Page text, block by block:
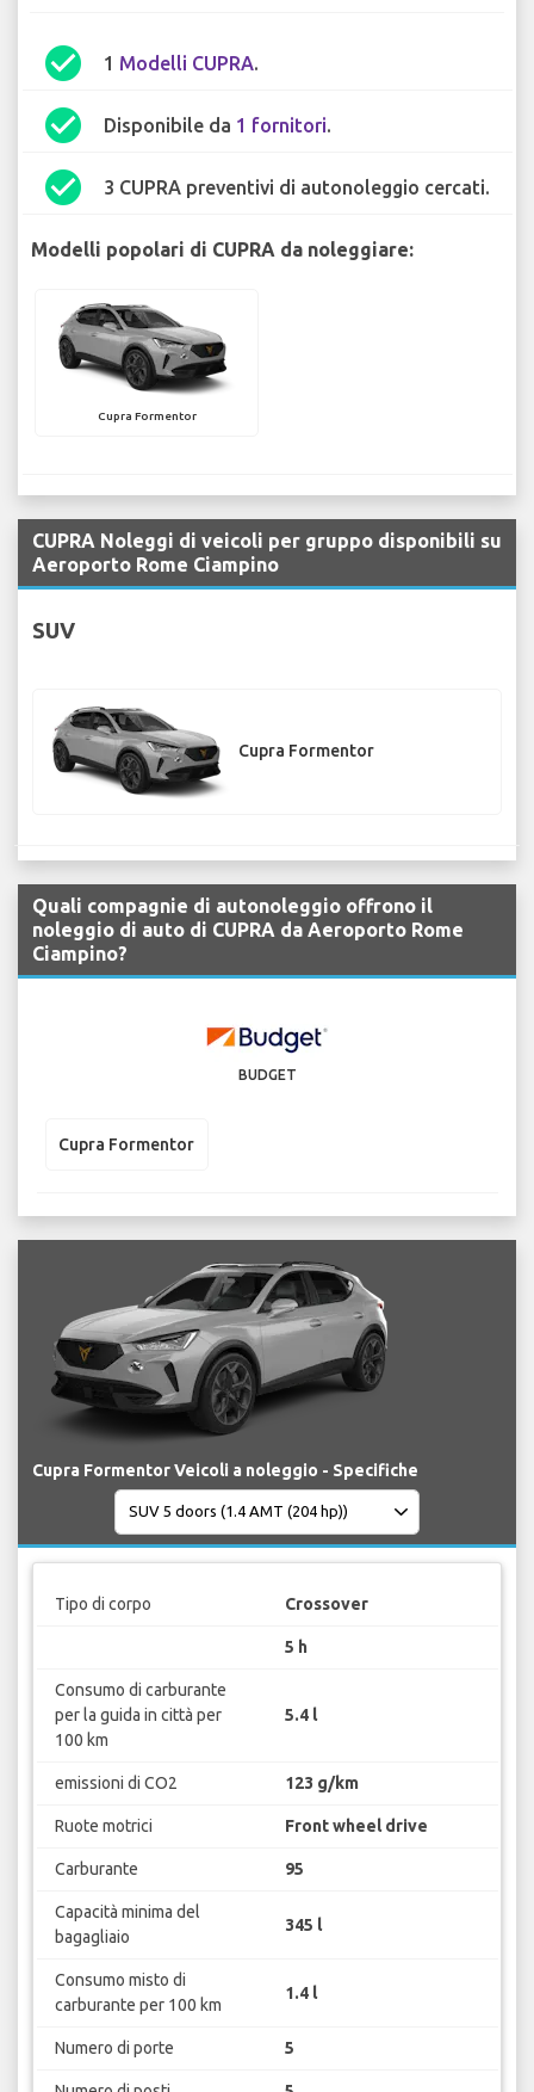
check_circle 1 Modelli CUPRA.
check_circle Disponibile da 1 fornitori.
check_circle 3 CUPRA preventivi di autonoleggio cercati.
Modelli popolari di CUPRA da noleggiare:
Cupra Formentor
CUPRA Noleggi di veicoli per gruppo disponibili su
Aeroporto Rome Ciampino
SUV
Cupra Formentor
Quali compagnie di autonoleggio offrono il
noleggio di auto di CUPRA da Aeroporto Rome
Ciampino?
BUDGET
Cupra Formentor
Cupra Formentor Veicoli a noleggio - Specifiche
Tipo di corpo Crossover
5 h
Consumo di carburante
per la guida in città per
100 km
5.4 l
emissioni di CO2 123 g/km
Ruote motrici Front wheel drive
Carburante 95
Capacità minima del
bagagliaio
345 l
Consumo misto di
carburante per 100 km
1.4 l
Numero di porte 5